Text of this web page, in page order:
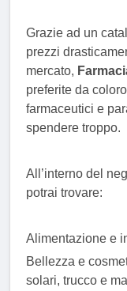
Grazie ad un
prezzi
mercato,
preferite da
farmaceutici e
spendere troppo.
All’interno del
potrai trovare:
Alimentazione e
Bellezza e
solari, trucco e